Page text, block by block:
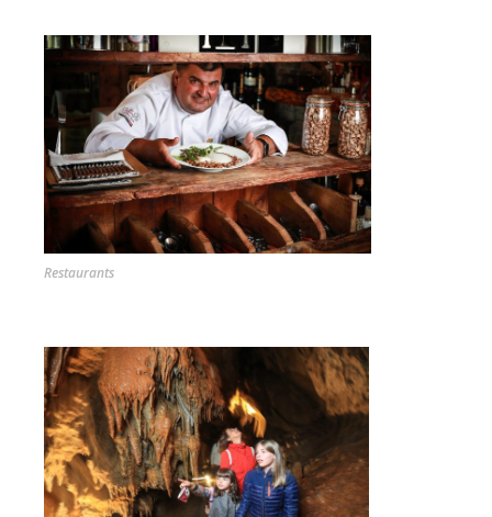
Restaurants